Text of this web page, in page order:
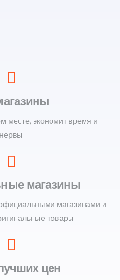
месте, экономит время и
нервы
магазины
магазинами и
товары
цен